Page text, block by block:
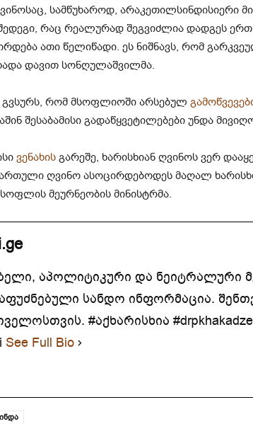
სამწუხაროდ, არაკეთილსინდისიერი
რაც რეალურად შეგვიძლია დადგეს
ათი წელიწადი. ეს ნიშნავს, რომ
დავით სონღულაშვილმა.
რომ მსოფლიოში არსებულ
შესაბამისი გადაწყვეტილებები უნდა
ვენახის გარეშე, ხარისხიან ღვინოს ვერ
ღვინო ასოცირდებოდეს მაღალ
მეურნეობის მინისტრმა.
აპოლიტიკური და ნეიტრალური
სანდო ინფორმაცია.
#აქხარისხია #drpkhakadze
See Full Bio